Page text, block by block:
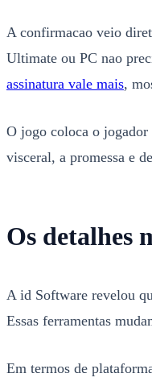
A confirmacao veio
Ultimate ou PC nao
assinatura vale mais,
O jogo coloca o jogador
visceral, a promessa e
Os detalhes
A id Software revelou
Essas ferramentas
Em termos de